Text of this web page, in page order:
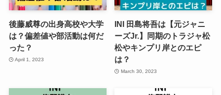
後藤威尊の出身高校や大学
は？偏差値や部活動は何だ
った？
April 1, 2023
INI 田島将吾は【元ジャニ
ーズJr.】同期のトラジャ松
松やキンプリ岸とのエピ
は？
March 30, 2023